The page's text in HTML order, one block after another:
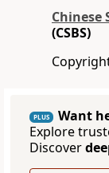
Chinese
(CSBS)
PLUS
Want
Explore
Discover